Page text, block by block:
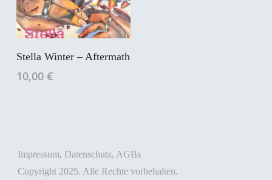
Stella Winter – Aftermath
10,00 €
Impressum, Datenschutz, AGBs
Copyright 2025. Alle Rechte vorbehalten.